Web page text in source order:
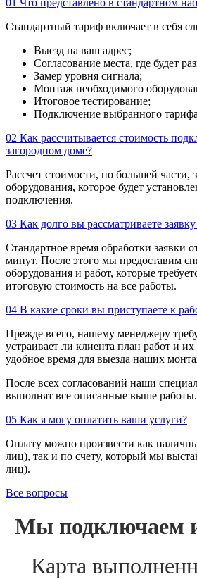
Стандартный тариф включает в себя
Выезд на ваш адрес;
Согласование места, где будет
Замер уровня сигнала;
Монтаж необходимого
Итоговое тестирование;
Подключение выбранного
02 Как рассчитывается стоимость
загородном доме?
Рассчет стоимости, по большей части,
оборудования, которое будет
подключения.
03 Как долго вы рассматриваете
Стандартное время обработки заявки
минут. После этого мы предоставим
оборудования и работ, которые
итоговую стоимость на все работы.
04 В какие сроки вы приступаете к
Прежде всего, нашему менеджеру
устраивает ли клиента план работ и
удобное время для выезда наших
После всех согласований наши
выполнят все описанные выше работы.
05 Как я могу оплатить ваши услуги?
Оплату можно произвести как
лиц), так и по счету, который мы
лиц).
Все вопросы
Мы подключаем
Карта